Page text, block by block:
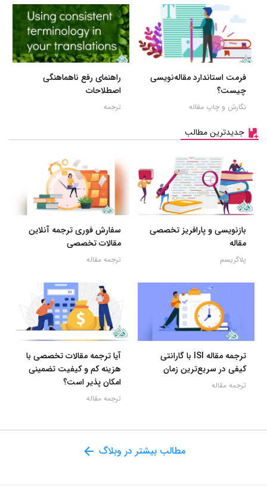
فرمت استاندارد مقاله‌نویسی
چیست؟
نگارش و چاپ مقاله
راهنمای رفع ناهماهنگی
اصطلاحات
ترجمه
جدیدترین مطالب
بازنویسی و پارافریز تخصصی
مقاله
پلاگریسم
سفارش فوری ترجمه آنلاین
مقالات تخصصی
ترجمه مقاله
ترجمه مقاله ISI با گارانتی
کیفی در سریع‌ترین زمان
ترجمه مقاله
آیا ترجمه مقالات تخصصی با
هزینه کم و کیفیت تضمینی
امکان پذیر است؟
ترجمه مقاله
مطالب بیشتر در وبلاگ